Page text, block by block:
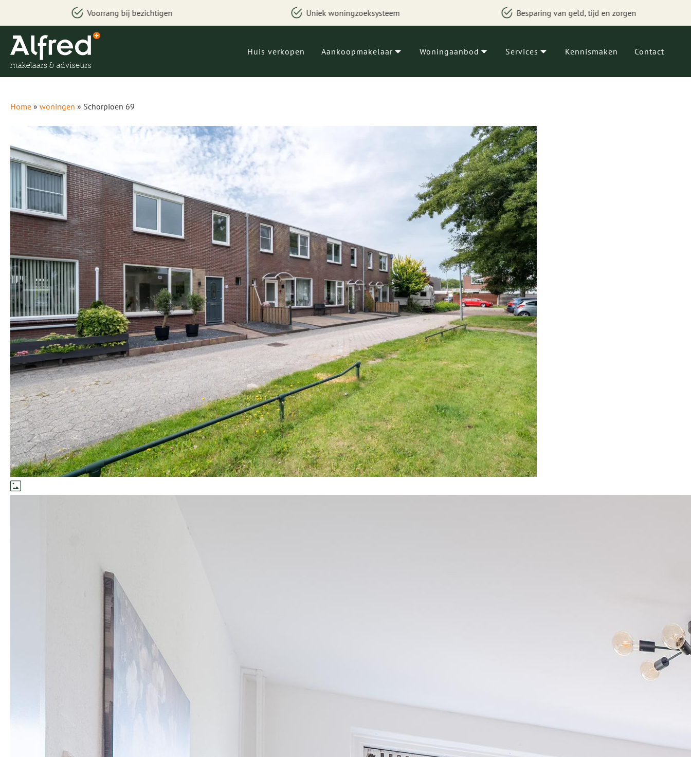
Uniek woningzoeksysteem Besparing van geld, tijd en zorgen Makelaars, financieel adviseurs en
Huis verkopen Aankoopmakelaar Woningaanbod Services Kennismaken Contact
Home » woningen » Schorpioen 69